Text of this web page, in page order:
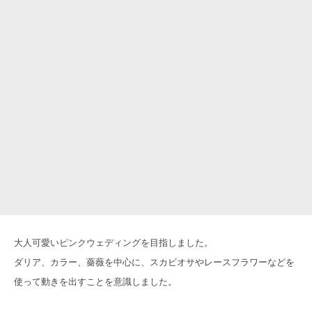
大人可愛いピンクウェディングを目指しました。
ダリア、カラー、薔薇を中心に、スカビオサやレースフラワーなどを
使って動きを出すことを意識しました。